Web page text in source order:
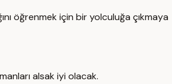
öğrenmek için bir yolculuğa çıkmaya
alsak iyi olacak.